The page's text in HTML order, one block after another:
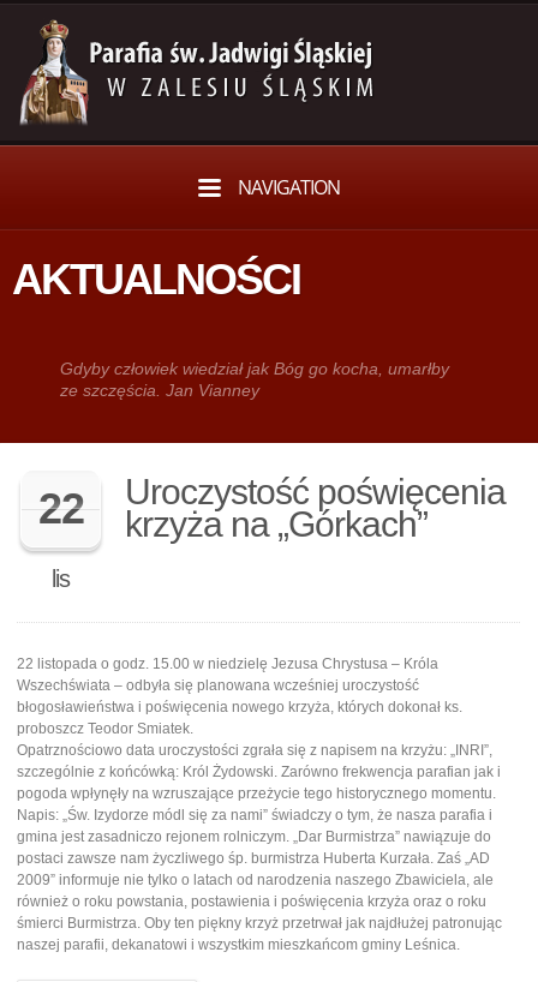
NAVIGATION
AKTUALNOŚCI
Gdy­by człowiek wie­dział jak Bóg go kocha, umarłby
ze szczęścia. Jan Vianney
22
lis
Uroczystość poświęcenia
krzyża na „Górkach”
22 listopada o godz. 15.00 w niedzielę Jezusa Chrystusa – Króla
Wszechświata – odbyła się planowana wcześniej uroczystość
błogosławieństwa i poświęcenia nowego krzyża, których dokonał ks.
proboszcz Teodor Smiatek.
Opatrznościowo data uroczystości zgrała się z napisem na krzyżu: „INRI”,
szczególnie z końcówką: Król Żydowski. Zarówno frekwencja parafian jak i
pogoda wpłynęły na wzruszające przeżycie tego historycznego momentu.
Napis: „Św. Izydorze módl się za nami” świadczy o tym, że nasza parafia i
gmina jest zasadniczo rejonem rolniczym. „Dar Burmistrza” nawiązuje do
postaci zawsze nam życzliwego śp. burmistrza Huberta Kurzała. Zaś „AD
2009” informuje nie tylko o latach od narodzenia naszego Zbawiciela, ale
również o roku powstania, postawienia i poświęcenia krzyża oraz o roku
śmierci Burmistrza. Oby ten piękny krzyż przetrwał jak najdłużej patronując
naszej parafii, dekanatowi i wszystkim mieszkańcom gminy Leśnica.